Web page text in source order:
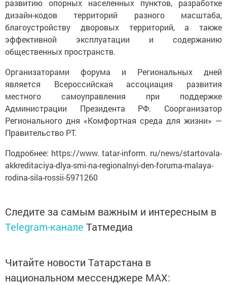
развитию опорных населенных пунктов, разработке
дизайн-кодов территорий разного масштаба,
благоустройству дворовых территорий, а также
эффективной эксплуатации и содержанию
общественных пространств.
Организаторами форума и Региональных дней
является Всероссийская ассоциация развития
местного самоуправления при поддержке
Администрации Президента РФ. Соорганизатор
Регионального дня «Комфортная среда для жизни» —
Правительство РТ.
Подробнее: https://www. tatar-inform. ru/news/startovala-
akkreditaciya-dlya-smi-na-regionalnyi-den-foruma-malaya-
rodina-sila-rossii-5971260
Следите за самым важным и интересным в
Telegram-канале Татмедиа
Читайте новости Татарстана в
национальном мессенджере MАХ: